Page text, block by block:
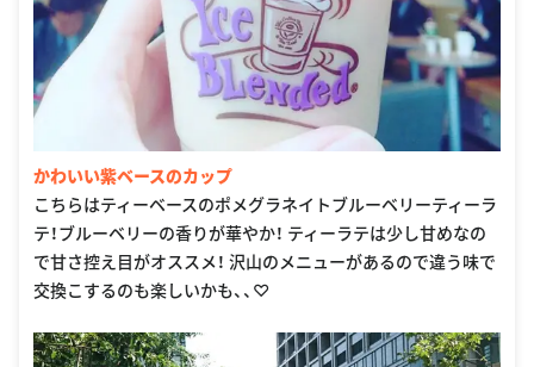
かわいい紫ベースのカップ
こちらはティーベースのポメグラネイトブルーベリーティーラ
テ！ブルーベリーの香りが華やか！ ティーラテは少し甘めなの
で甘さ控え目がオススメ！ 沢山のメニューがあるので違う味で
交換こするのも楽しいかも、、♡